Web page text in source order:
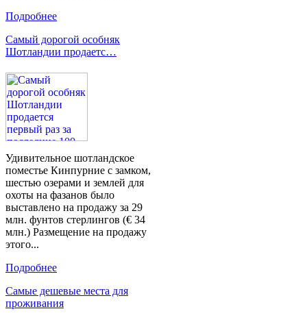
Подробнее
Самый дорогой особняк
Шотландии продаетс…
Удивительное шотландское
поместье Кинпурние с замком,
шестью озерами и землей для
охоты на фазанов было
выставлено на продажу за 29
млн. фунтов стерлингов (€ 34
млн.) Размещение на продажу
этого...
Подробнее
Самые дешевые места для
проживания